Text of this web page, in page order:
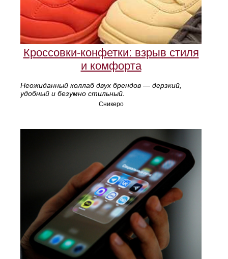
Кроссовки-конфетки: взрыв стиля
и комфорта
Неожиданный коллаб двух брендов — дерзкий,
удобный и безумно стильный.
Сникеро